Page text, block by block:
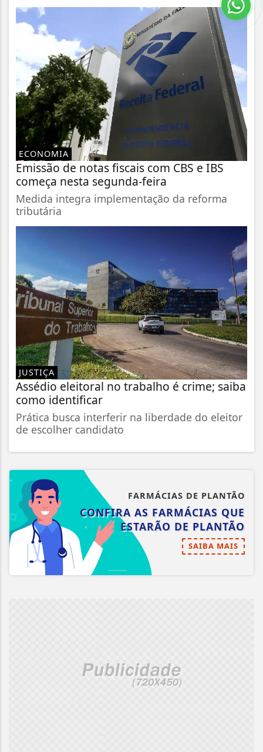
ECONOMIA
Emissão de notas fiscais com CBS e IBS
começa nesta segunda-feira
Medida integra implementação da reforma
tributária
JUSTIÇA
Assédio eleitoral no trabalho é crime; saiba
como identificar
Prática busca interferir na liberdade do eleitor
de escolher candidato
FARMÁCIAS DE PLANTÃO
CONFIRA AS FARMÁCIAS QUE
ESTARÃO DE PLANTÃO
SAIBA MAIS